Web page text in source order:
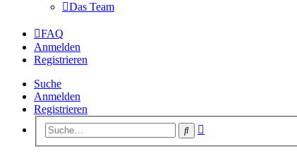
Das Team
FAQ
Anmelden
Registrieren
Suche
Anmelden
Registrieren
Suche